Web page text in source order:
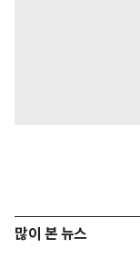
많이 본 뉴스